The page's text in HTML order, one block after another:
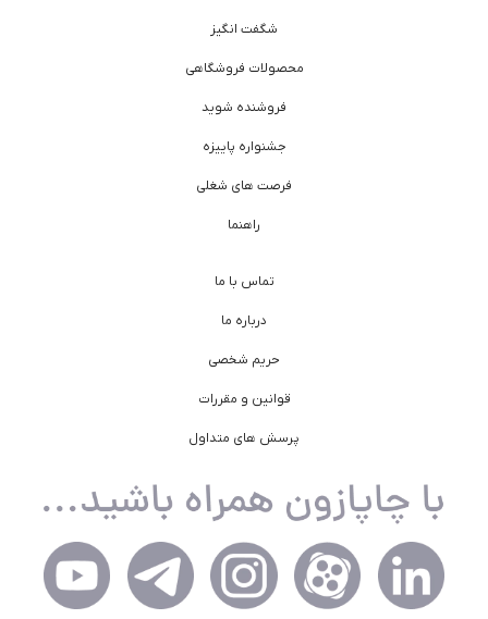
شگفت انگیز
محصولات فروشگاهی
فروشنده شوید
جشنواره پاییزه
فرصت های شغلی
راهنما
تماس با ما
درباره ما
حریم شخصی
قوانین و مقررات
پرسش های متداول